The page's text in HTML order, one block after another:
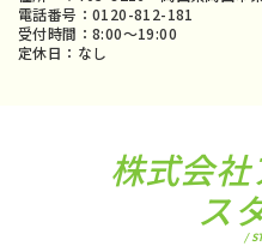
電話番号：0120-812-181
受付時間：8:00〜19:00
定休日：なし
株式会
ス
/